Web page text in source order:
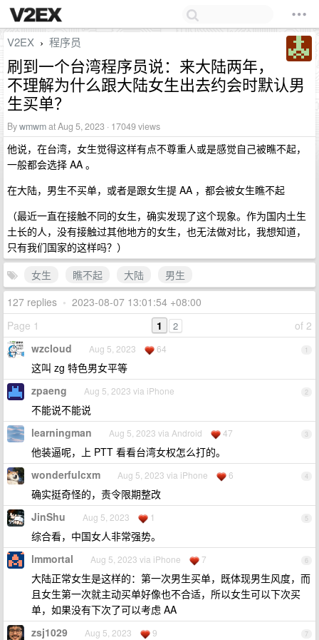
V2EX › 程序员
刷到一个台湾程序员说：来大陆两年，
不理解为什么跟大陆女生出去约会时默认男
生买单？
Bywmwmat Aug 5, 2023 · 17049 views
他说，在台湾，女生觉得这样有点不尊重人或是感觉自己被瞧不起，
一般都会选择 AA 。
在大陆，男生不买单，或者是跟女生提 AA ，都会被女生瞧不起
（最近一直在接触不同的女生，确实发现了这个现象。作为国内土生
土长的人，没有接触过其他地方的女生，也无法做对比，我想知道，
只有我们国家的这样吗？）
女生
瞧不起 大陆
男生
127 replies • 2023-08-07 13:01:54 +08:00
Page 1
of 2
1 2
1
wzcloud Aug 5, 2023 64
这叫 zg 特色男女平等
2
zpaeng Aug 5, 2023 via iPhone
不能说不能说
3
learningman Aug 5, 2023 via Android 47
他装逼呢，上 PTT 看看台湾女权怎么打的。
4
wonderfulcxm Aug 5, 2023 via iPhone 6
确实挺奇怪的，责令限期整改
5
JinShu Aug 5, 2023 1
综合看，中国女人非常强势。
6
lmmortal Aug 5, 2023 via iPhone 7
大陆正常女生是这样的：第一次男生买单，既体现男生风度，而
且女生第一次就主动买单好像也不合适，所以女生可以下次买
单，如果没有下次了可以考虑 AA
7
zsj1029 Aug 5, 2023 9